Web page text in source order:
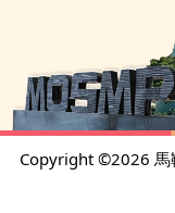
Copyright ©2026 馬